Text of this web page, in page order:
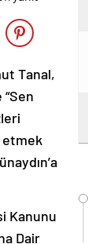
Tanal,
etmek
Kanunu
Dair